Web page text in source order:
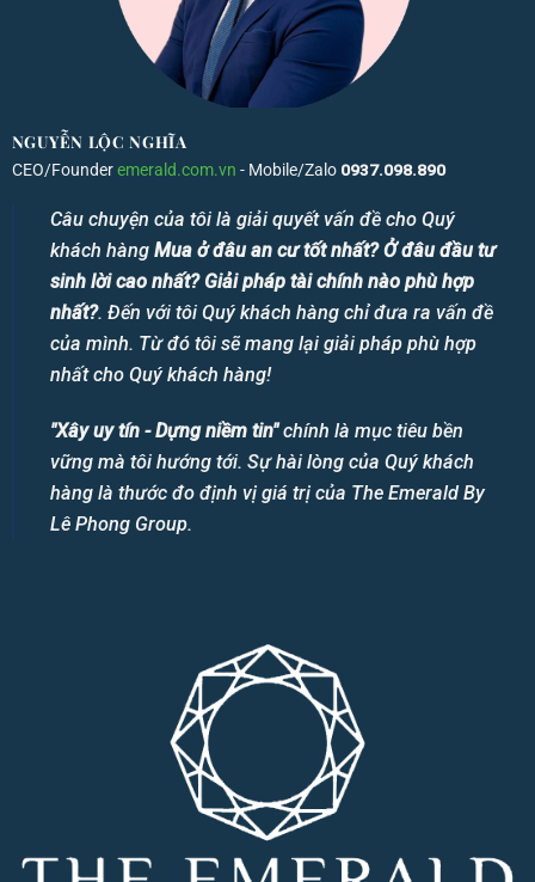
NGUYỄN LỘC NGHĨA
CEO/Founderemerald.com.vn - Mobile/Zalo 0937.098.890
Câu chuyện của tôi là giải quyết vấn đề cho Quý
khách hàngMua ở đâu an cư tốt nhất? Ở đâu đầu tư
sinh lời cao nhất? Giải pháp tài chính nào phù hợp
nhất?. Đến với tôi Quý khách hàng chỉ đưa ra vấn đề
của mình. Từ đó tôi sẽ mang lại giải pháp phù hợp
nhất cho Quý khách hàng!
"Xây uy tín - Dựng niềm tin"chính là mục tiêu bền
vững mà tôi hướng tới. Sự hài lòng của Quý khách
hàng là thước đo định vị giá trị của The Emerald By
Lê Phong Group.